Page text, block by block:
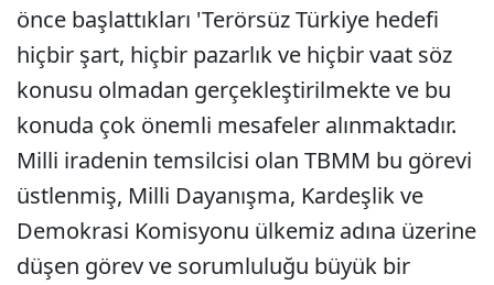
önce başlattıkları 'Terörsüz Türkiye hedefi
hiçbir şart, hiçbir pazarlık ve hiçbir vaat söz
konusu olmadan gerçekleştirilmekte ve bu
konuda çok önemli mesafeler alınmaktadır.
Milli iradenin temsilcisi olan TBMM bu görevi
üstlenmiş, Milli Dayanışma, Kardeşlik ve
Demokrasi Komisyonu ülkemiz adına üzerine
düşen görev ve sorumluluğu büyük bir